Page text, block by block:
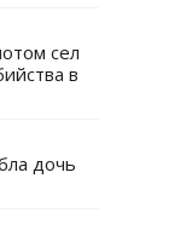
сел
в
дочь